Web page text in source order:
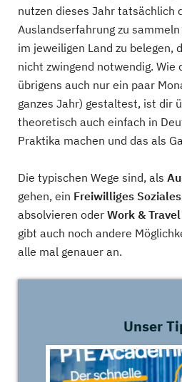
nutzen dieses Jahr tatsächlich
Auslandserfahrung zu
im jeweiligen Land zu belegen,
nicht zwingend notwendig. Wie
übrigens auch nur ein paar
ganzes Jahr) gestaltest, ist dir
theoretisch auch einfach in
Praktika machen und das als
Die typischen Wege sind, als
gehen, ein Freiwilliges
absolvieren oder Work & Travel
gibt auch noch andere
alle mal genauer an.
Unser